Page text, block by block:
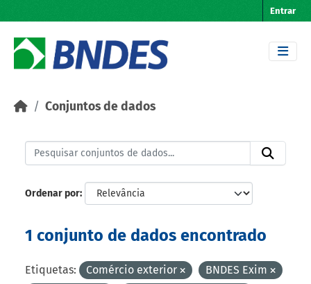
Entrar
Conjuntos de dados
Ordenar por
1 conjunto de dados encontrado
Etiquetas: Comércio exterior
BNDES Exim